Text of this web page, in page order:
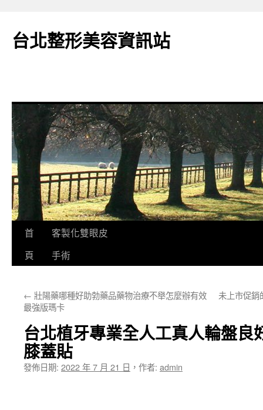
台北整形美容資訊站
跳
要
容
首
頁
客製化雙眼皮
手術
← 壯陽藥哪種好助勃藥品藥物治療不舉怎麼辦有效
最強版瑪卡
未上市促銷
台北植牙專業全人工真人輪盤良
膝蓋貼
發佈日期: 2022 年 7 月 21 日 ， 作者: admin